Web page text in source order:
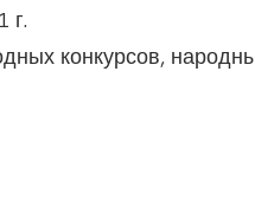
г.
конкурсов,